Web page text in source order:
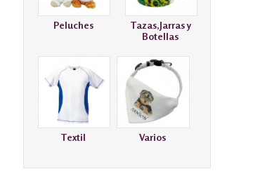
Peluches
Tazas,Jarras y
Botellas
Textil Varios